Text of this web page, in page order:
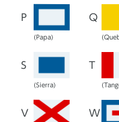
P
(Papa)
Q
S
(Sierra)
T
V W